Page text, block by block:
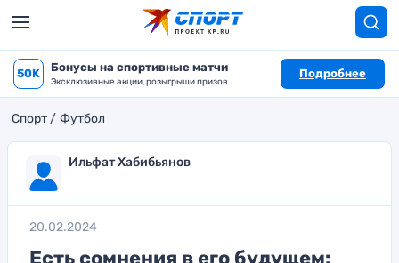
50K Бонусы на спортивные матчи
Эксклюзивные акции, розыгрыши призов
Подробнее
Спорт Футбол
Ильфат Хабибьянов
20.02.2024
Есть сомнения в его будущем: